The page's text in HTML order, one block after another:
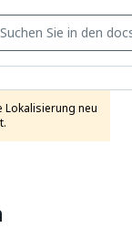
Lokalisierung neu